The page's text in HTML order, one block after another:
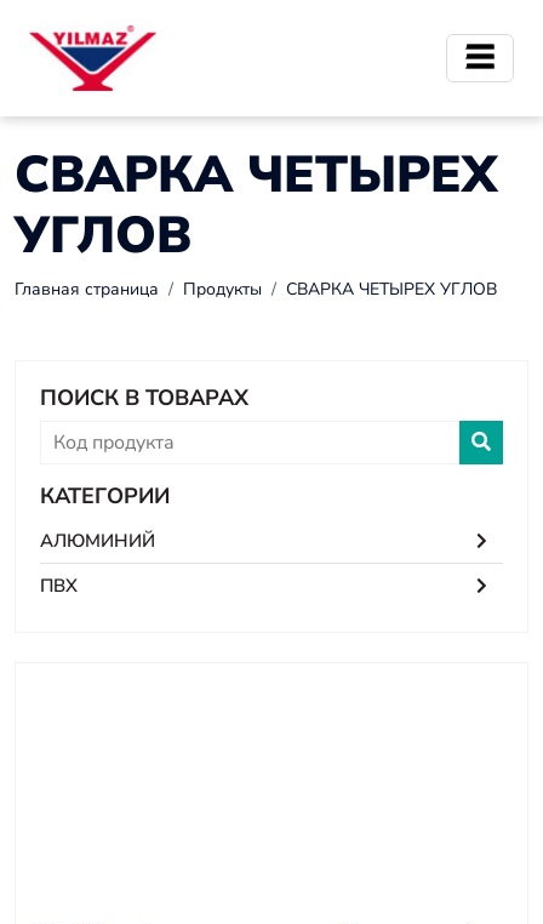
СВАРКА ЧЕТЫРЕХ
УГЛОВ
Главная страница Продукты СВАРКА ЧЕТЫРЕХ УГЛОВ
ПОИСК В ТОВАРАХ
КАТЕГОРИИ
АЛЮМИНИЙ
ПВХ